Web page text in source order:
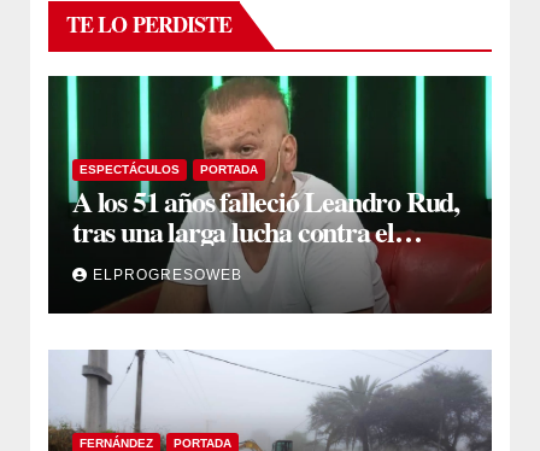
TE LO PERDISTE
ESPECTÁCULOS PORTADA
A los 51 años falleció Leandro Rud,
tras una larga lucha contra el
cáncer
ELPROGRESOWEB
FERNÁNDEZ PORTADA